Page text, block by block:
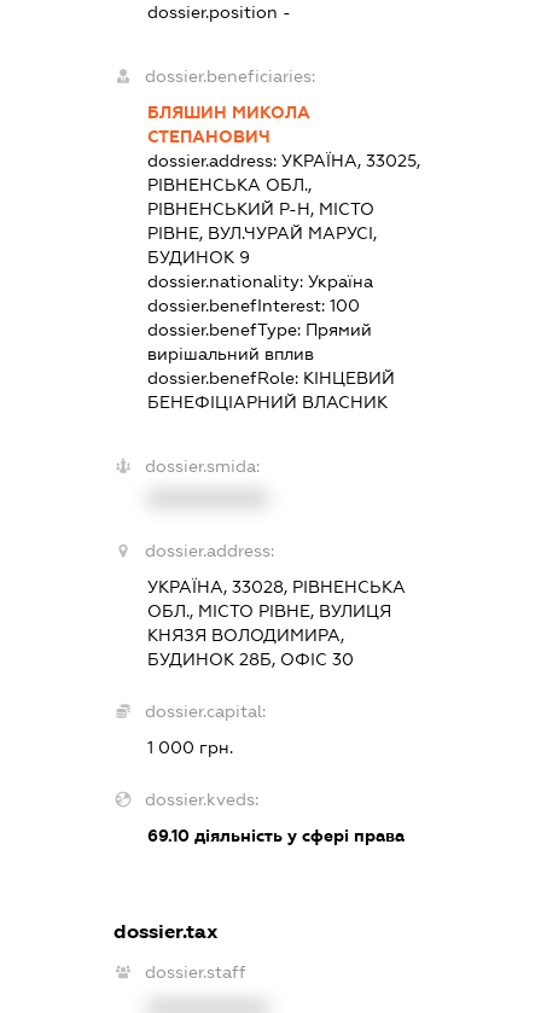
dossier.position -
dossier.beneficiaries:
БЛЯШИН МИКОЛА
СТЕПАНОВИЧ
dossier.address:УКРАЇНА, 33025,
РІВНЕНСЬКА ОБЛ.,
РІВНЕНСЬКИЙ Р-Н, МІСТО
РІВНЕ, ВУЛ.ЧУРАЙ МАРУСІ,
БУДИНОК 9
dossier.nationality:Україна
dossier.benefInterest:100
dossier.benefType: Прямий
вирішальний вплив
dossier.benefRole: КІНЦЕВИЙ
БЕНЕФІЦІАРНИЙ ВЛАСНИК
dossier.smida:
dossier.address:
УКРАЇНА, 33028, РІВНЕНСЬКА
ОБЛ., МІСТО РІВНЕ, ВУЛИЦЯ
КНЯЗЯ ВОЛОДИМИРА,
БУДИНОК 28Б, ОФІС 30
dossier.capital:
1 000 грн.
dossier.kveds:
69.10 діяльність у сфері права
dossier.tax
dossier.staff